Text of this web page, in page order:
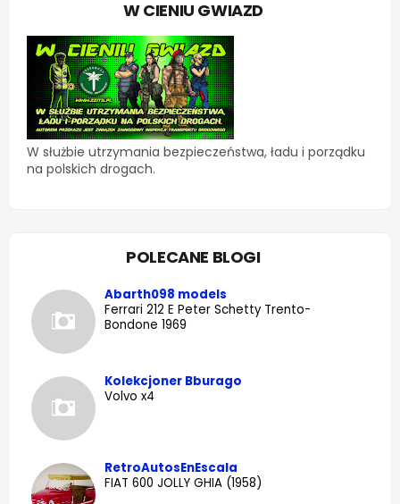
W CIENIU GWIAZD
W służbie utrzymania bezpieczeństwa, ładu i porządku
na polskich drogach.
POLECANE BLOGI
Abarth098 models
Ferrari 212 E Peter Schetty Trento-
Bondone 1969
Kolekcjoner Bburago
Volvo x4
RetroAutosEnEscala
FIAT 600 JOLLY GHIA (1958)